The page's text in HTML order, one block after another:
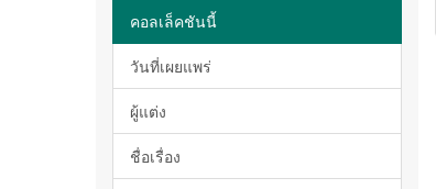
คอลเล็คชันนี้
วันที่เผยแพร่
ผู้แต่ง
ชื่อเรื่อง